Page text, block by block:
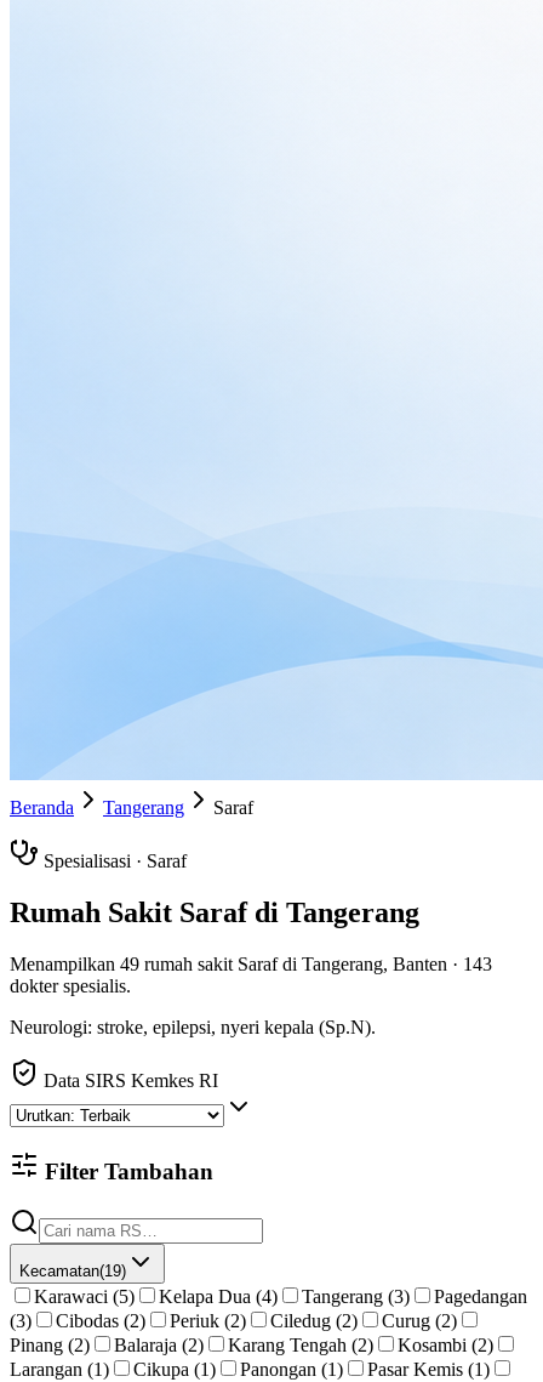
Beranda Tangerang Saraf
Spesialisasi · Saraf
Rumah Sakit Sarafdi Tangerang
Menampilkan 49 rumah sakit Sarafdi Tangerang, Banten · 143
dokter spesialis.
Neurologi: stroke, epilepsi, nyeri kepala (Sp.N).
Data SIRS Kemkes RI
Filter Tambahan
Kecamatan(19)
Karawaci (5) Kelapa Dua (4) Tangerang (3)
Pagedangan
(3)
Cibodas (2) Periuk (2) Ciledug (2)
Curug (2)
Pinang (2)
Balaraja (2) Karang Tengah (2)
Kosambi (2)
Larangan (1)
Cikupa (1) Panongan (1)
Pasar Kemis (1)